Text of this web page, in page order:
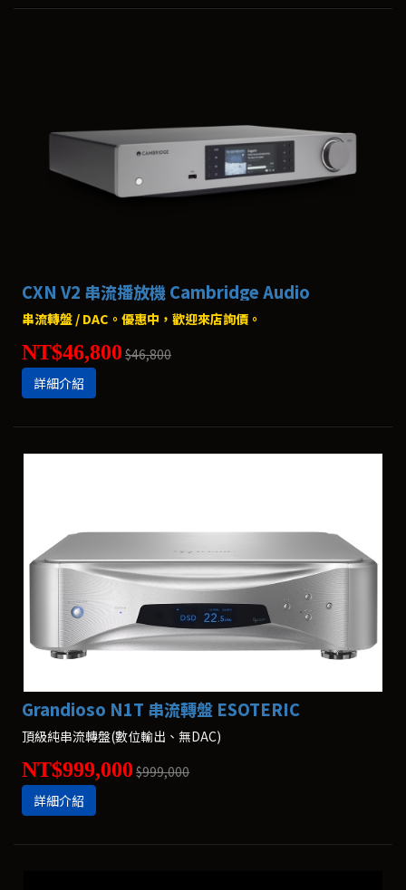
CXN V2 串流播放機 Cambridge Audio
串流轉盤 / DAC。優惠中，歡迎來店詢價。
NT$46,800 $46,800
詳細介紹
Grandioso N1T 串流轉盤 ESOTERIC
頂級純串流轉盤(數位輸出、無DAC)
NT$999,000 $999,000
詳細介紹